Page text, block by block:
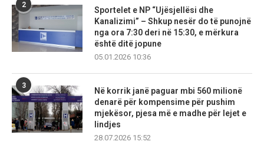
2
Sportelet e NP “Ujësjellësi dhe
Kanalizimi” – Shkup nesër do të punojnë
nga ora 7:30 deri në 15:30, e mërkura
është ditë jopune
05.01.2026 10:36
3
Në korrik janë paguar mbi 560 milionë
denarë për kompensime për pushim
mjekësor, pjesa më e madhe për lejet e
lindjes
28.07.2026 15:52